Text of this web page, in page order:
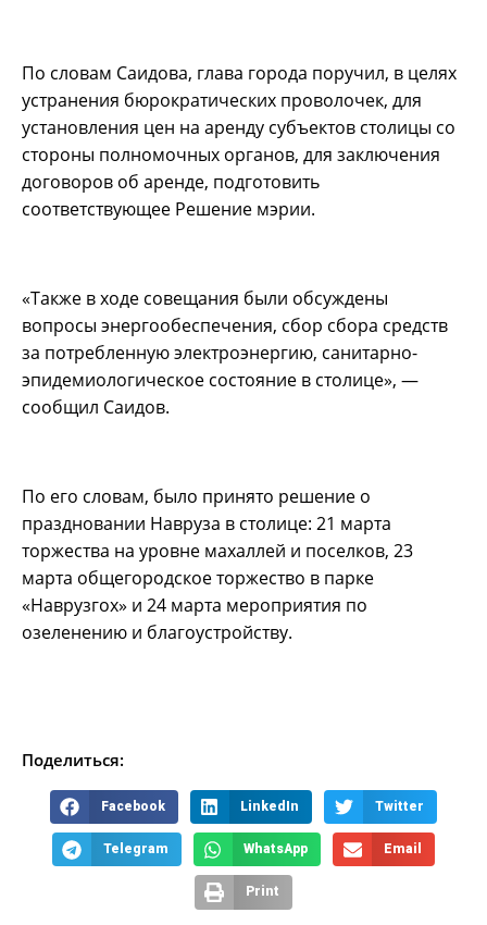
По словам Саидова, глава города поручил, в целях
устранения бюрократических проволочек, для
установления цен на аренду субъектов столицы со
стороны полномочных органов, для заключения
договоров об аренде, подготовить
соответствующее Решение мэрии.
«Также в ходе совещания были обсуждены
вопросы энергообеспечения, сбор сбора средств
за потребленную электроэнергию, санитарно-
эпидемиологическое состояние в столице», —
сообщил Саидов.
По его словам, было принято решение о
праздновании Навруза в столице: 21 марта
торжества на уровне махаллей и поселков, 23
марта общегородское торжество в парке
«Наврузгох» и 24 марта мероприятия по
озеленению и благоустройству.
Поделиться:
Facebook LinkedIn Twitter
Telegram WhatsApp Email
Print